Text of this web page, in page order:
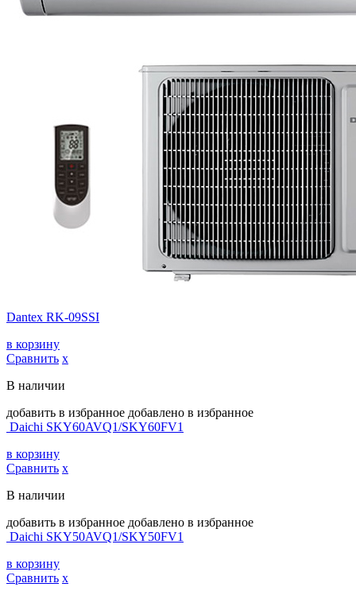
Dantex RK-09SSI
в корзину
Сравнить х
В наличии
добавить в избранное добавлено в избранное
Daichi SKY60AVQ1/SKY60FV1
в корзину
Сравнить х
В наличии
добавить в избранное добавлено в избранное
Daichi SKY50AVQ1/SKY50FV1
в корзину
Сравнить х